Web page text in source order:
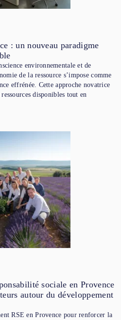
: un nouveau paradigme
environnementale et de
de la ressource s’impose comme
effrénée. Cette approche novatrice
disponibles tout en
sociale en Provence
autour du développement
RSE en Provence pour renforcer la